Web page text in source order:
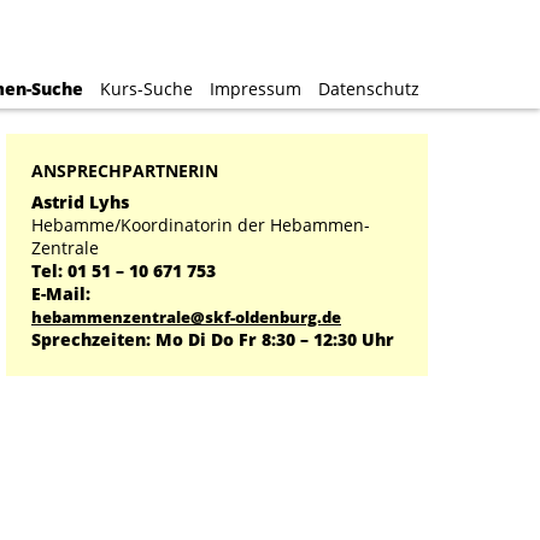
Suche Kurs-Suche Impressum Datenschutz
Suche Kurs-Suche Impressum Datenschutz
ANSPRECHPARTNERIN
Astrid Lyhs
Hebamme/Koordinatorin der Hebammen-
Zentrale
Tel: 01 51 – 10 671 753
E-Mail:
hebammenzentrale@skf-oldenburg.de
Sprechzeiten: Mo Di Do Fr 8:30 – 12:30 Uhr